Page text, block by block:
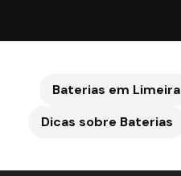
Baterias em Limeira
Dicas sobre Baterias